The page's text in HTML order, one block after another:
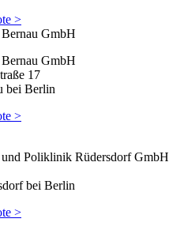
>
GmbH
GmbH
17
bei Berlin
>
Poliklinik Rüdersdorf GmbH
bei Berlin
>